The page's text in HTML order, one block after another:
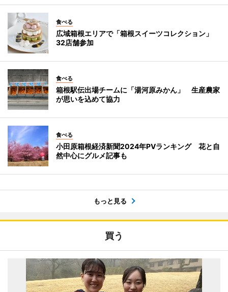
食べる
広域箱根エリアで「箱根スイーツコレクション」
32店舗参加
食べる
箱根駅伝出場チームに「湯河原みかん」 生産農家
が思いを込めて協力
食べる
小田原箱根経済新聞2024年PVランキング 花と自
然中心にグルメ記事も
もっと見る
買う